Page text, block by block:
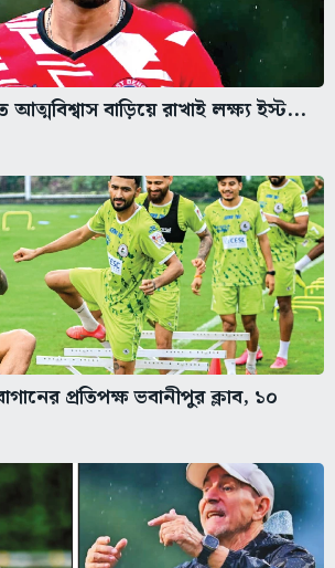
আত্মবিশ্বাস বাড়িয়ে রাখাই লক্ষ্য ইস্ট...
প্রতিপক্ষ ভবানীপুর ক্লাব, ১০